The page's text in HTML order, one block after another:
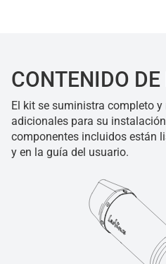
CONTENIDO
El kit se suministra completo y
adicionales para su
componentes incluidos están
y en la guía del usuario.